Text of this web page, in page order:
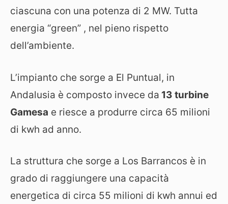
ciascuna con una potenza di 2 MW. Tutta
energia “green” , nel pieno rispetto
dell’ambiente.
L’impianto che sorge a El Puntual, in
Andalusia è composto invece da 13 turbine
Gamesa e riesce a produrre circa 65 milioni
di kwh ad anno.
La struttura che sorge a Los Barrancos è in
grado di raggiungere una capacità
energetica di circa 55 milioni di kwh annui ed